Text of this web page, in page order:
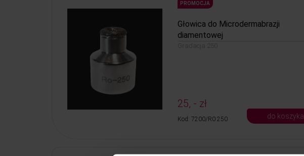
PROMOCJA
Głowica do Microdermabrazji
diamentowej
25, - zł
Kod: 7200/R0 250 do koszyka